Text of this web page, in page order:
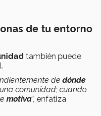
de tu entorno
también puede
de dónde
comunidad; cuando
motiva”, enfatiza